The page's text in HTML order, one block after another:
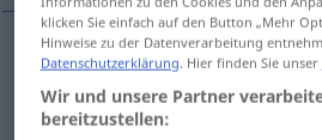
klicken Sie einfach auf den Button „Mehr
Hinweise zu der Datenverarbeitung
Datenschutzerklärung. Hier finden Sie unser
Wir und unsere Partner
bereitzustellen: